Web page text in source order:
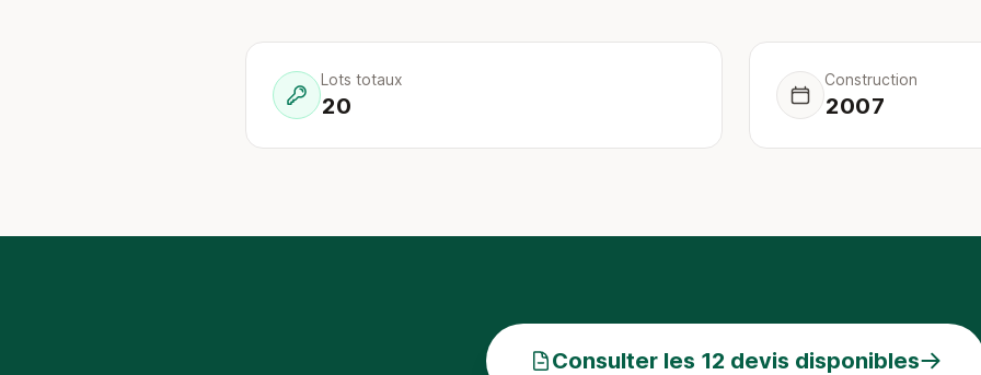
Lots totaux
20
Construction
2007
Consulter les 12 devis disponibles